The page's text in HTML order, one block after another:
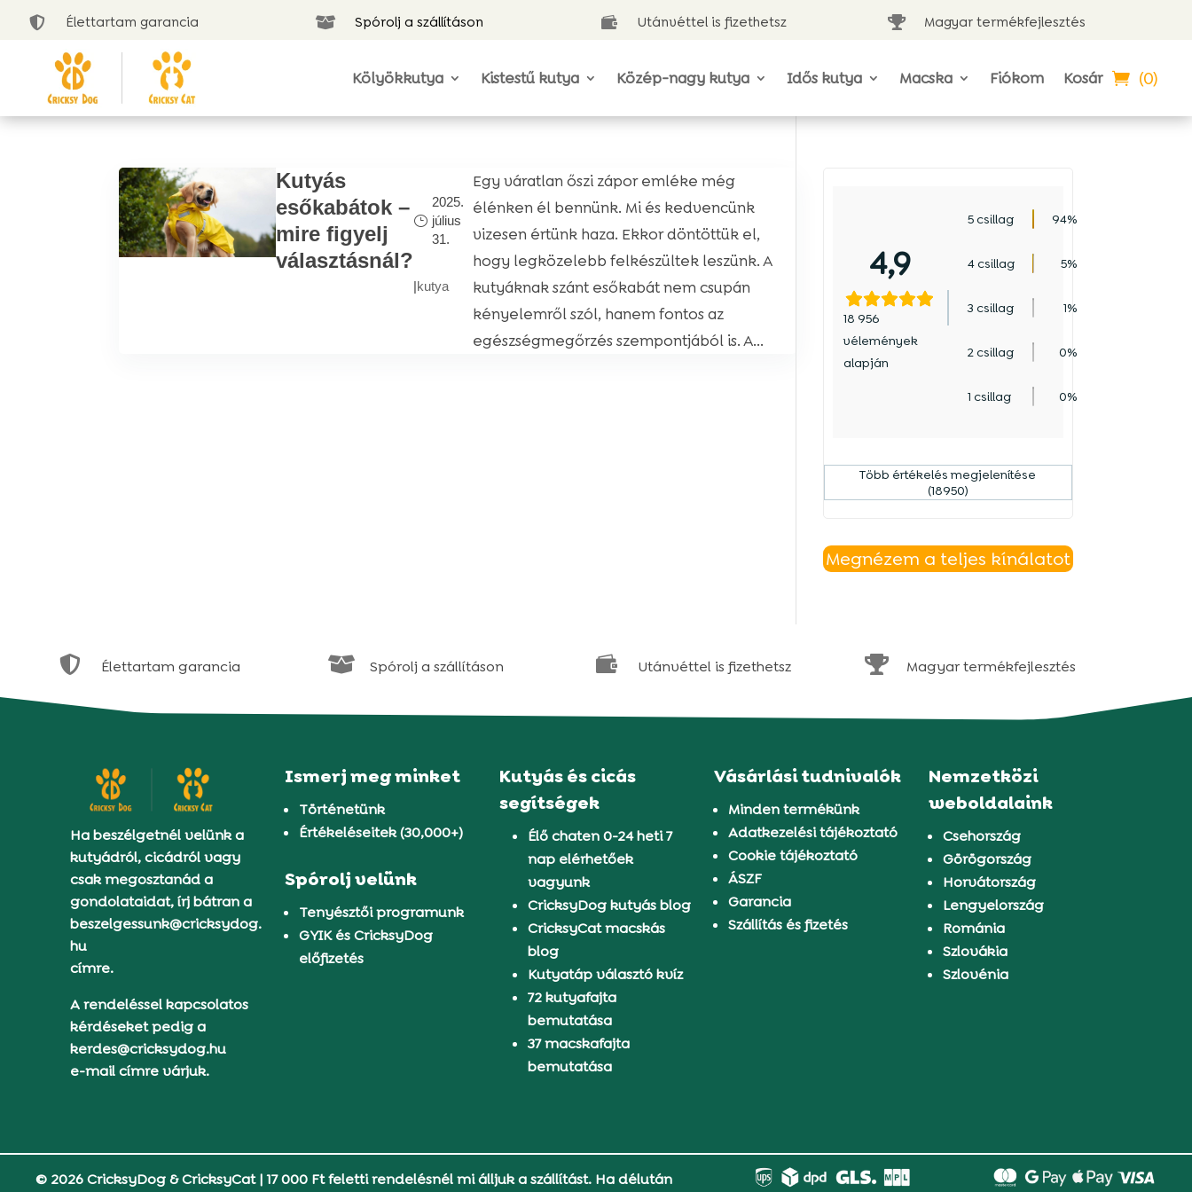
 Élettartam garancia  Spórolj a szállításon  Utánvéttel is fizethetsz  Magyar termékfejlesztés
Kölyökkutya Kistestű kutya Közép-nagy kutya Idős kutya Macska Fiókom Kosár (0)
Kutyás
esőkabátok –
mire figyelj
választásnál?
2025.
július
31.
|kutya
Egy váratlan őszi zápor emléke még
élénken él bennünk. Mi és kedvencünk
vizesen értünk haza. Ekkor döntöttük el,
hogy legközelebb felkészültek leszünk. A
kutyáknak szánt esőkabát nem csupán
kényelemről szól, hanem fontos az
egészségmegőrzés szempontjából is. A...
4,9
18 956
vélemények
alapján
5 csillag 94%
4 csillag 5%
3 csillag 1%
2 csillag 0%
1 csillag 0%
Több értékelés megjelenítése
(18950)
Megnézem a teljes kínálatot
 Élettartam garancia  Spórolj a szállításon  Utánvéttel is fizethetsz  Magyar termékfejlesztés
Ha beszélgetnél velünk a
kutyádról, cicádról vagy
csak megosztanád a
gondolataidat, írj bátran a
beszelgessunk@cricksydog.
hu
címre.
A rendeléssel kapcsolatos
kérdéseket pedig a
kerdes@cricksydog.hu
e-mail címre várjuk.
Ismerj meg minket
Történetünk
Értékeléseitek (30,000+)
Spórolj velünk
Tenyésztői programunk
GYIK és CricksyDog
előfizetés
Kutyás és cicás
segítségek
Élő chaten 0-24 heti 7
nap elérhetőek
vagyunk
CricksyDog kutyás blog
CricksyCat macskás
blog
Kutyatáp választó kvíz
72 kutyafajta
bemutatása
37 macskafajta
bemutatása
Vásárlási tudnivalók
Minden termékünk
Adatkezelési tájékoztató
Cookie tájékoztató
ÁSZF
Garancia
Szállítás és fizetés
Nemzetközi
weboldalaink
Csehország
Görögország
Horvátország
Lengyelország
Románia
Szlovákia
Szlovénia
© 2026 CricksyDog & CricksyCat|17 000 Ft feletti rendelésnél mi álljuk a szállítást. Ha délután